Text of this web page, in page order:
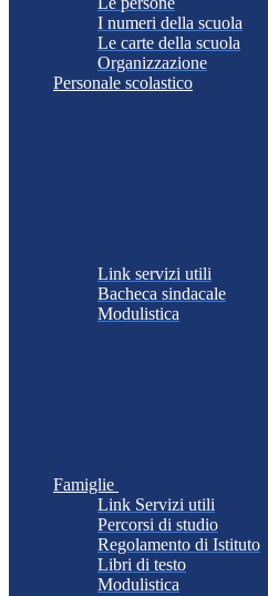
I numeri della scuola
Le carte della scuola
Organizzazione
Personale scolastico
Link servizi utili
Bacheca sindacale
Modulistica
Famiglie
Link Servizi utili
Percorsi di studio
Regolamento di Istituto
Libri di testo
Modulistica